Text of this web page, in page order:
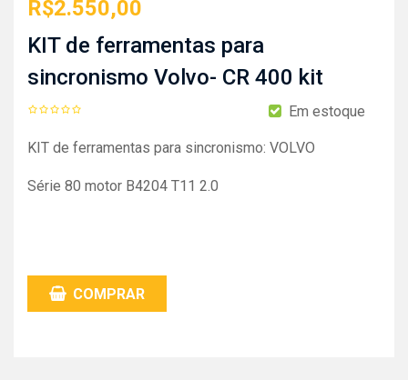
R$2.550,00
KIT de ferramentas para
sincronismo Volvo- CR 400 kit
Em estoque
KIT de ferramentas para sincronismo: VOLVO
Série 80 motor B4204 T11 2.0
COMPRAR